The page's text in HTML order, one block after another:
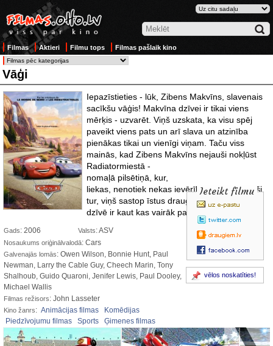
Filmas Aktieri Filmu tops Filmas pašlaik kino
Vāģi
Iepazīstieties - lūk, Zibens Makvīns, slavenais
sacīkšu vāģis! Makvīna dzīvei ir tikai viens
mērķis - uzvarēt. Viņš uzskata, ka visu spēj
paveikt viens pats un arī slava un atzinība
pienākas tikai un vienīgi viņam. Taču viss
mainās, kad Zibens Makvīns nejauši nokļūst
Radiatormiestā -
nomaļā pilsētiņā, kur,
liekas, nenotiek nekas ievērības cienīgs. Tieši
tur, viņš sastop īstus draugus un saprot, ka
dzīvē ir kaut kas vairāk par sacīkšu trasi.
Ieteikt filmu
vēlos noskatīties!
Gads: 2006 Valsts: ASV
Nosaukums oriģinālvalodā: Cars
Galvenajās lomās: Owen Wilson, Bonnie Hunt, Paul
Newman, Larry the Cable Guy, Cheech Marin, Tony
Shalhoub, Guido Quaroni, Jenifer Lewis, Paul Dooley,
Michael Wallis
Filmas režisors: John Lasseter
Kino žanrs: Animācijas filmas
Komēdijas
Piedzīvojumu filmas
Sports Ģimenes filmas